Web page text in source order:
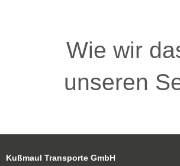
Wie wir
unseren
Kußmaul Transporte GmbH